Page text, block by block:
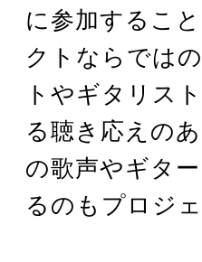
に参加するこ
クトならでは
トやギタリス
る聴き応えの
の歌声やギタ
るのもプロジ